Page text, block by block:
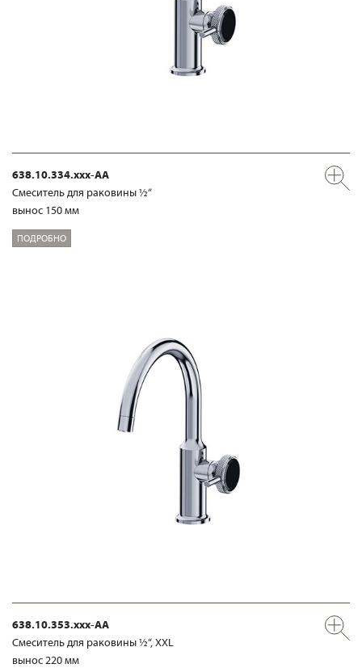
638.10.334.xxx-AA
Смеситель для раковины ½“
вынос 150 мм
ПОДРОБНО
638.10.353.xxx-AA
Смеситель для раковины ½“, XXL
вынос 220 мм